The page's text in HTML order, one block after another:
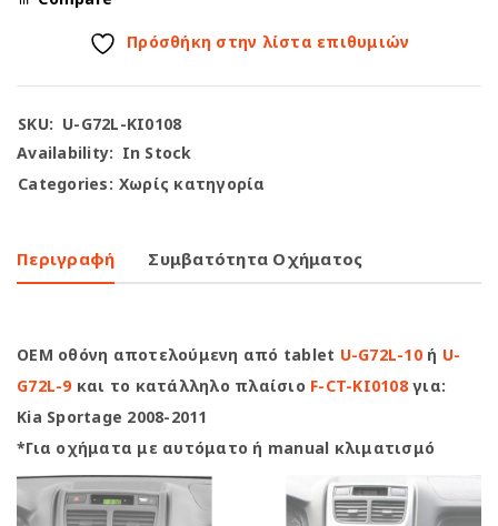
Πρόσθήκη στην λίστα επιθυμιών
SKU: U-G72L-KI0108
Availability: In Stock
Categories: Χωρίς κατηγορία
Περιγραφή Συμβατότητα Οχήματος
OEM οθόνη αποτελούμενη από tablet U-G72L-10ή U-
G72L-9και το κατάλληλο πλαίσιο F-CT-KI0108για:
Kia Sportage 2008-2011
*Για οχήματα με αυτόματο ή manual κλιματισμό